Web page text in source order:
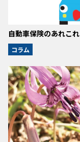
自動車保険のあれこれ
コラム